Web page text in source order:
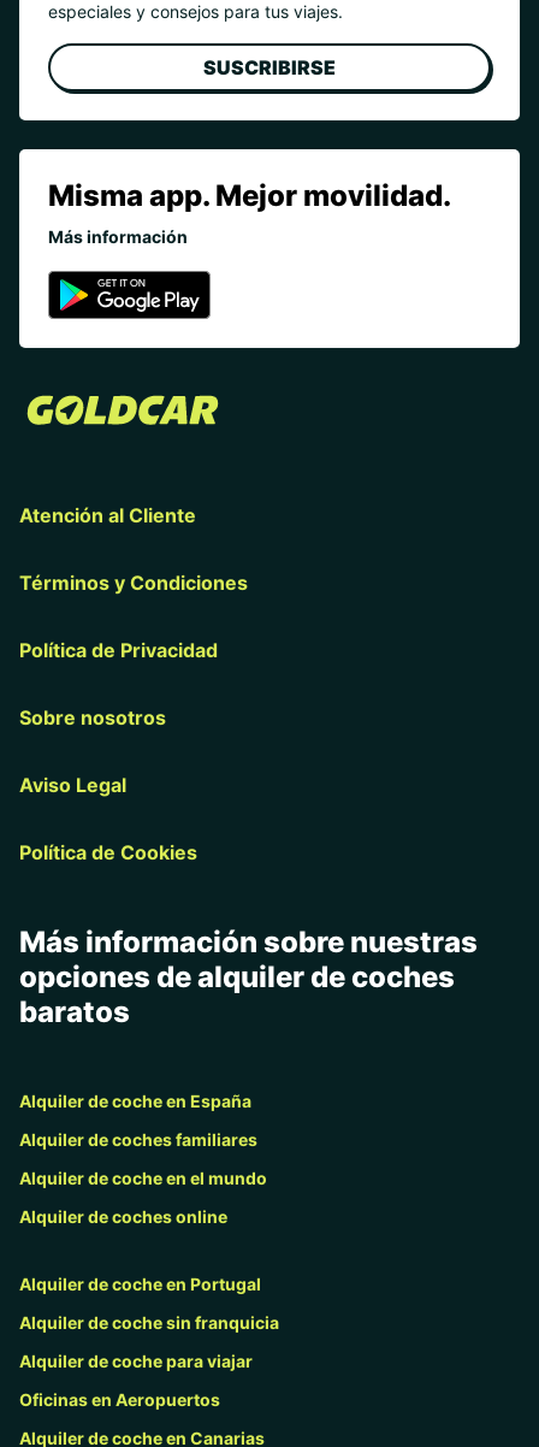
especiales y consejos para tus viajes.
SUSCRIBIRSE
Misma app. Mejor movilidad.
Más información
Atención al Cliente
Términos y Condiciones
Política de Privacidad
Sobre nosotros
Aviso Legal
Política de Cookies
Más información sobre nuestras
opciones de alquiler de coches
baratos
Alquiler de coche en España
Alquiler de coches familiares
Alquiler de coche en el mundo
Alquiler de coches online
Alquiler de coche en Portugal
Alquiler de coche sin franquicia
Alquiler de coche para viajar
Oficinas en Aeropuertos
Alquiler de coche en Canarias